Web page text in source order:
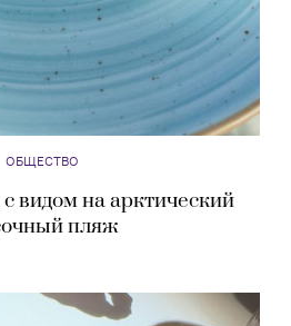
ОБЩЕСТВО
видом на арктический
пляж